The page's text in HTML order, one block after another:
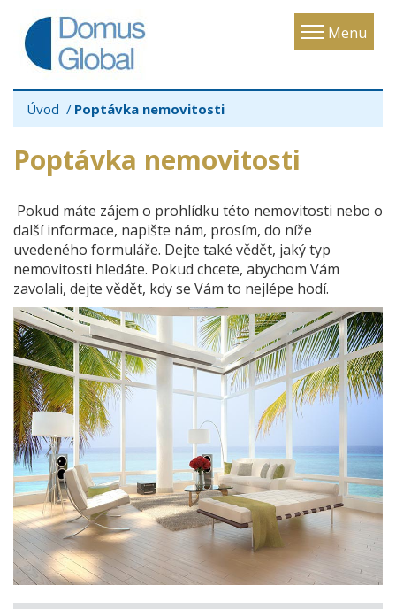
Menu
Toggle
Úvod Poptávka nemovitosti
Poptávka nemovitosti
Pokud máte zájem o prohlídku této nemovitosti nebo o
další informace, napište nám, prosím, do níže
uvedeného formuláře. Dejte také vědět, jaký typ
nemovitosti hledáte. Pokud chcete, abychom Vám
zavolali, dejte vědět, kdy se Vám to nejlépe hodí.